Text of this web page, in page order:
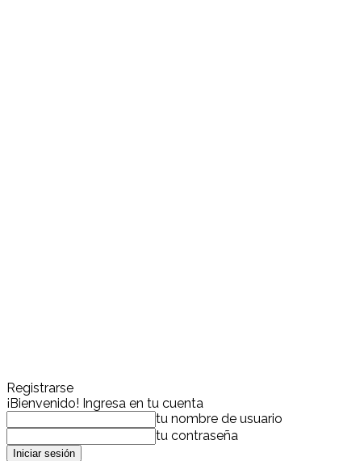
Registrarse
¡Bienvenido! Ingresa en tu cuenta
tu nombre de usuario
tu contraseña